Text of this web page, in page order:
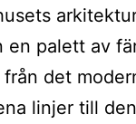
en palett av
det
linjer till